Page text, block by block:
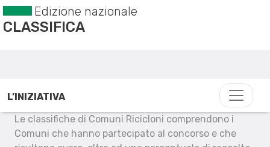
Edizione nazionale
CLASSIFICA
L’INIZIATIVA
Le classifiche di Comuni Ricicloni comprendono i
Comuni che hanno partecipato al concorso e che